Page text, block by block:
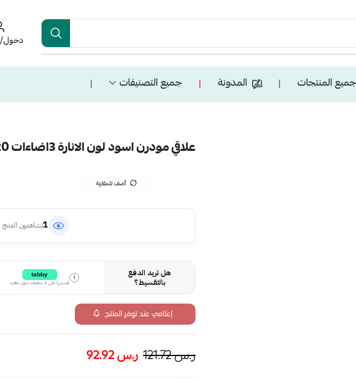
جميع المنتجات ❘ المدونة ❘ جميع التصنيفات ❘
علاقي مودرن اسود لون الانارة 3اضاءات 20 واط مفرد
أضف للمقارنة
1يشاهدون المنتج
هل تريد الدفع
بالتقسيط؟
i
tabby
قسمها على 4 دفعات بدون تعقيد
إعلامي عند توفر المنتج
ر.س121.72 ر.س92.92